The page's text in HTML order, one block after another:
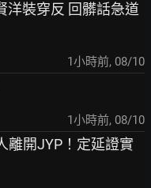
洋裝穿反 回髒話急道
1小時前, 08/10
1小時前, 08/10
離開JYP！定延證實